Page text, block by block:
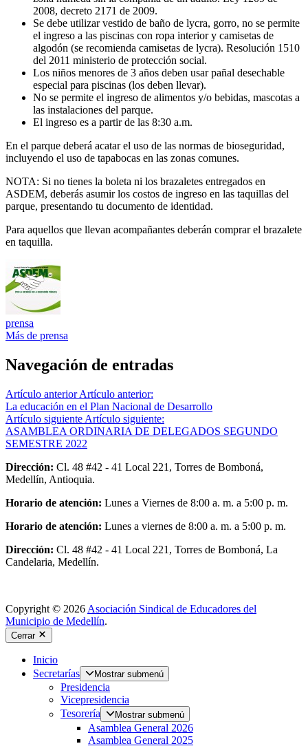
2008, decreto 2171 de 2009.
Se debe utilizar vestido de baño de lycra, gorro, no se permite
el ingreso a las piscinas con ropa interior y camisetas de
algodón (se recomienda camisetas de lycra). Resolución 1510
del 2011 ministerio de protección social.
Los niños menores de 3 años deben usar pañal desechable
especial para piscinas (los deben llevar).
No se permite el ingreso de alimentos y/o bebidas, mascotas a
las instalaciones del parque.
El ingreso es a partir de las 8:30 a.m.
En el parque deberá acatar el uso de las normas de bioseguridad,
incluyendo el uso de tapabocas en las zonas comunes.
NOTA: Si no tienes la boleta ni los brazaletes entregados en
ASDEM, deberás asumir los costos de ingreso en las taquillas del
parque, presentando tu documento de identidad.
Para aquellos que llevan acompañantes deberán comprar el brazalete
en taquilla.
prensa
Más de prensa
Navegación de entradas
Artículo anterior Artículo anterior:
La educación en el Plan Nacional de Desarrollo
Artículo siguiente Artículo siguiente:
ASAMBLEA ORDINARIA DE DELEGADOS SEGUNDO
SEMESTRE 2022
Dirección: Cl. 48 #42 - 41 Local 221, Torres de Bomboná,
Medellín, Antioquia.
Horario de atención: Lunes a Viernes de 8:00 a. m. a 5:00 p. m.
Horario de atención: Lunes a viernes de 8:00 a. m. a 5:00 p. m.
Dirección: Cl. 48 #42 - 41 Local 221, Torres de Bomboná, La
Candelaria, Medellín.
Copyright © 2026 Asociación Sindical de Educadores del
Municipio de Medellín.
Cerrar
Inicio
Secretarías
Mostrar submenú
Presidencia
Vicepresidencia
Tesorería
Mostrar submenú
Asamblea General 2026
Asamblea General 2025